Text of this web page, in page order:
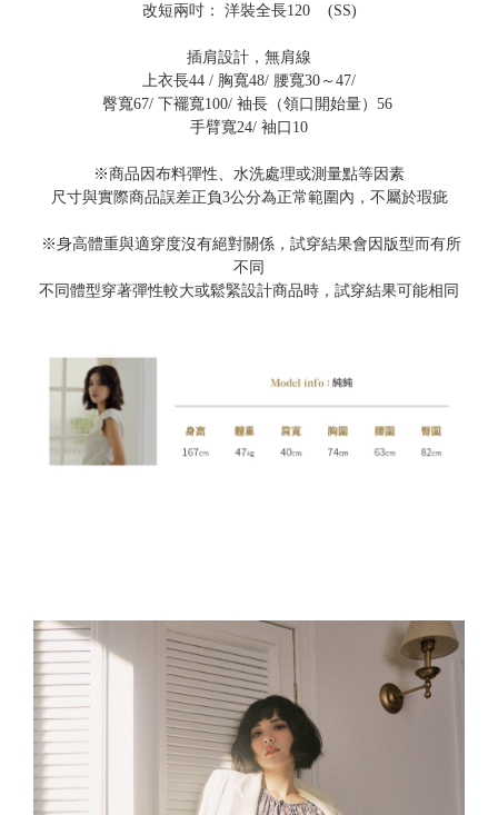
改短兩吋： 洋裝全長120 (SS)
插肩設計，無肩線
上衣長44 / 胸寬48/ 腰寬30～47/
臀寬67/ 下襬寬100/ 袖長（領口開始量）56
手臂寬24/ 袖口10
※商品因布料彈性、水洗處理或測量點等因素
尺寸與實際商品誤差正負3公分為正常範圍內，不屬於瑕疵
※身高體重與適穿度沒有絕對關係，試穿結果會因版型而有所
不同
不同體型穿著彈性較大或鬆緊設計商品時，試穿結果可能相同